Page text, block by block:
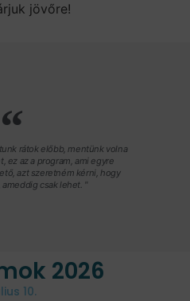
jövőre!
rátok előbb, mentünk volna
ez az a program, ami egyre
azt szeretném kérni, hogy
csak lehet. "
2026
10.